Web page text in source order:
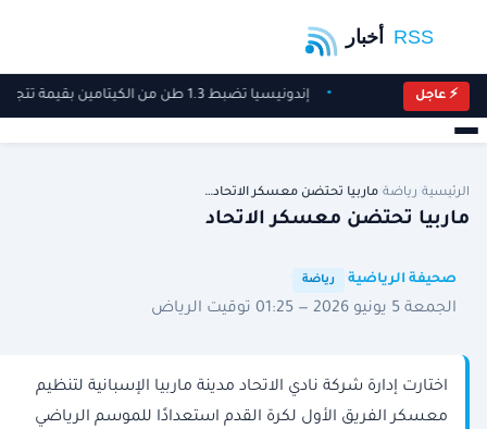
⚡ عاجل إندونيسيا تضبط 1.3 طن من الكيتامين بقيمة تتجاوز 100 مليون دولار
الرئيسية رياضة ماربيا تحتضن معسكر الاتحاد…
ماربيا تحتضن معسكر الاتحاد
صحيفة الرياضية رياضة
الجمعة 5 يونيو 2026 — 01:25 توقيت الرياض
اختارت إدارة شركة نادي الاتحاد مدينة ماربيا الإسبانية لتنظيم
معسكر الفريق الأول لكرة القدم استعدادًا للموسم الرياضي